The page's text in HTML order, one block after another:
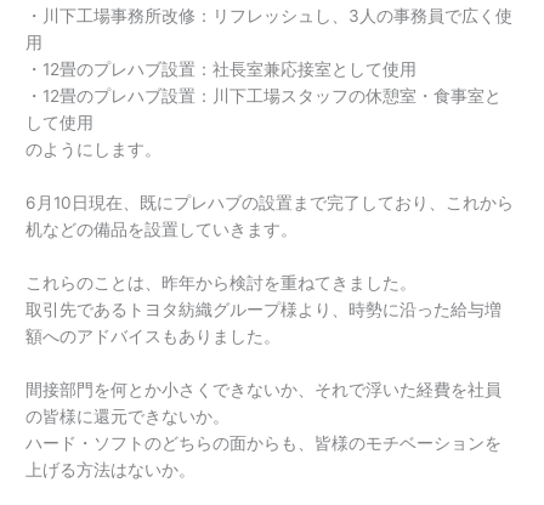
・川下工場事務所改修：リフレッシュし、3人の事務員で広く使
用
・12畳のプレハブ設置：社長室兼応接室として使用
・12畳のプレハブ設置：川下工場スタッフの休憩室・食事室と
して使用
のようにします。
6月10日現在、既にプレハブの設置まで完了しており、これから
机などの備品を設置していきます。
これらのことは、昨年から検討を重ねてきました。
取引先であるトヨタ紡織グループ様より、時勢に沿った給与増
額へのアドバイスもありました。
間接部門を何とか小さくできないか、それで浮いた経費を社員
の皆様に還元できないか。
ハード・ソフトのどちらの面からも、皆様のモチベーションを
上げる方法はないか。